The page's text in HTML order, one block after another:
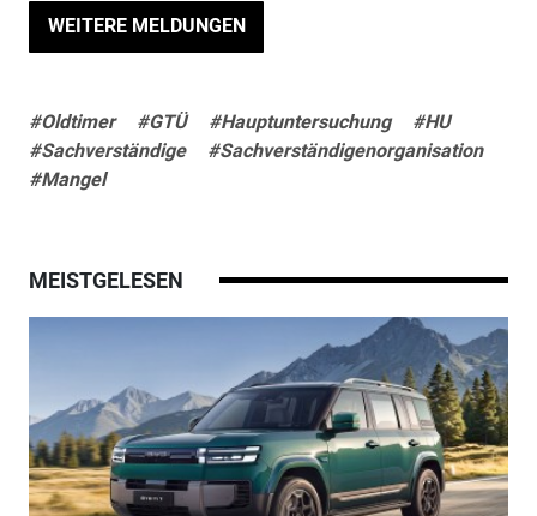
WEITERE MELDUNGEN
#Oldtimer #GTÜ #Hauptuntersuchung
#HU
#Sachverständige
#Sachverständigenorganisation
#Mangel
MEISTGELESEN